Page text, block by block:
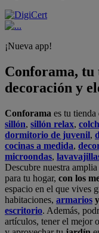
¡Nueva app!
Conforama, tu
decoración y
Conforama es tu tienda
sillón, sillón relax,
dormitorio de juvenil,
cocinas a medida,
microondas,
Descubre nuestra
para tu hogar, con los
espacio en el que vives
habitaciones, armarios y
escritorio. Además,
artículos, tener el mejor